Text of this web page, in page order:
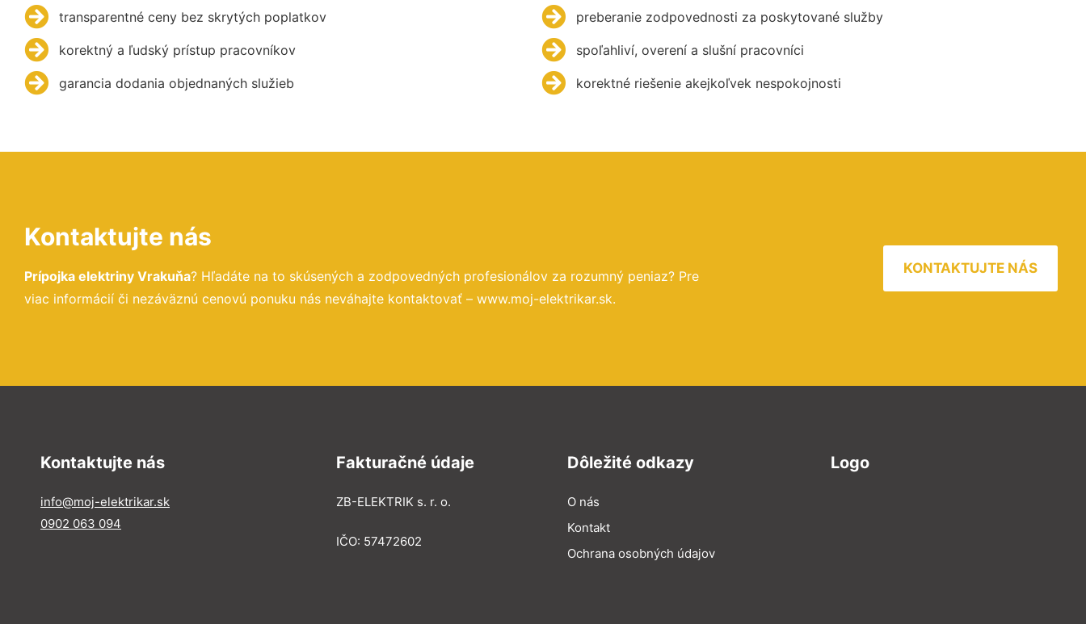
transparentné ceny bez skrytých poplatkov
korektný a ľudský prístup pracovníkov
garancia dodania objednaných služieb
preberanie zodpovednosti za poskytované služby
spoľahliví, overení a slušní pracovníci
korektné riešenie akejkoľvek nespokojnosti
Kontaktujte nás
Prípojka elektriny Vrakuňa? Hľadáte na to skúsených a zodpovedných profesionálov za rozumný peniaz? Pre
viac informácií či nezáväznú cenovú ponuku nás neváhajte kontaktovať – www.moj-elektrikar.sk.
KONTAKTUJTE NÁS
Kontaktujte nás
info@moj-elektrikar.sk
0902 063 094
Fakturačné údaje
ZB-ELEKTRIK s. r. o.
IČO: 57472602
Dôležité odkazy
O nás
Kontakt
Ochrana osobných údajov
Logo